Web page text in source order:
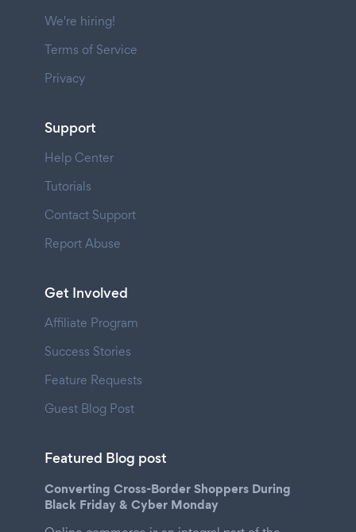
We're hiring!
Terms of Service
Privacy
Support
Help Center
Tutorials
Contact Support
Report Abuse
Get Involved
Affiliate Program
Success Stories
Feature Requests
Guest Blog Post
Featured Blog post
Converting Cross-Border Shoppers During
Black Friday & Cyber Monday